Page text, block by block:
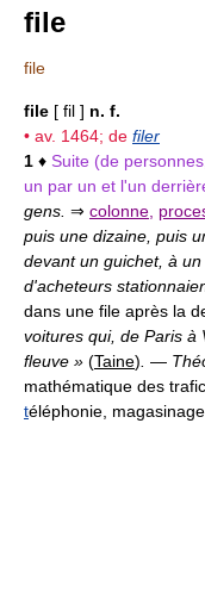
file
file
file [ fil ] n. f.
• av. 1464; de filer
1 ♦ Suite (de
un par un et l'un
gens. ⇒ colonne
puis une dizaine, puis
devant un guichet, à un
d'acheteurs
dans une file après la
voitures qui, de Paris à
fleuve » (Taine) —
mathématique des
téléphonie,